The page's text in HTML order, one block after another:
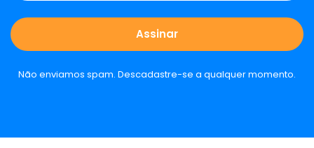
Não enviamos spam. Descadastre-se a qualquer momento.